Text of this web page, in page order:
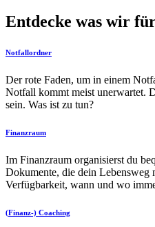
Entdecke was wir
Notfallordner
Der rote Faden, um in einem
Notfall kommt meist unerwartet.
sein. Was ist zu tun?
Finanzraum
Im Finanzraum organisierst du
Dokumente, die dein
Verfügbarkeit, wann und wo
(Finanz-) Coaching